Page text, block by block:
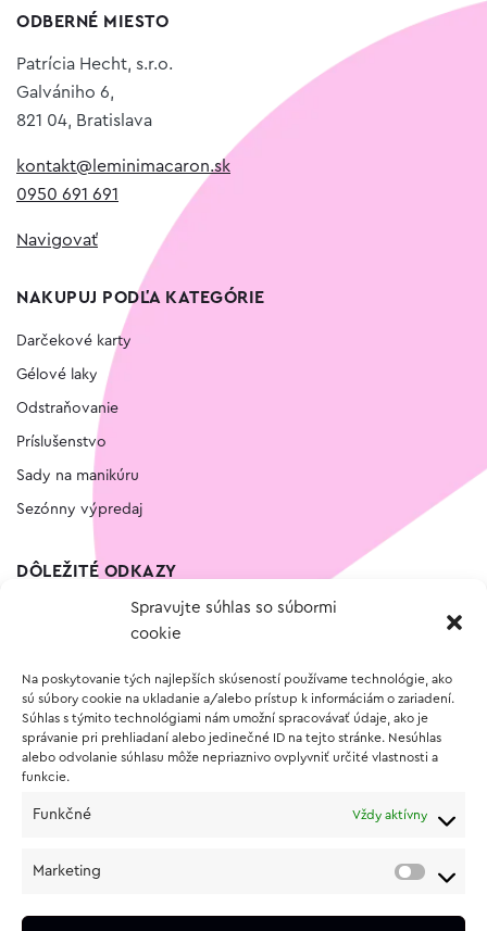
Spravujte súhlas so súbormi
cookie
Na poskytovanie tých najlepších skúseností používame technológie, ako
sú súbory cookie na ukladanie a/alebo prístup k informáciám o zariadení.
Súhlas s týmito technológiami nám umožní spracovávať údaje, ako je
správanie pri prehliadaní alebo jedinečné ID na tejto stránke. Nesúhlas
alebo odvolanie súhlasu môže nepriaznivo ovplyvniť určité vlastnosti a
funkcie.
Funkčné Vždy aktívny
Marketing
ODBERNÉ MIESTO
Patrícia Hecht, s.r.o.
Galvániho 6,
821 04, Bratislava
kontakt@leminimacaron.sk
0950 691 691
Navigovať
NAKUPUJ PODĽA KATEGÓRIE
Darčekové karty
Gélové laky
Odstraňovanie
Príslušenstvo
Sady na manikúru
Sezónny výpredaj
DÔLEŽITÉ ODKAZY
Vernostný program
O NÁKUPE
Vrátenie a reklamácia tovaru